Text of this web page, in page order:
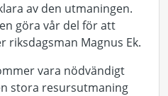
av den utmaningen.
göra vår del för att
riksdagsman Magnus Ek.
vara nödvändigt
stora resursutmaning